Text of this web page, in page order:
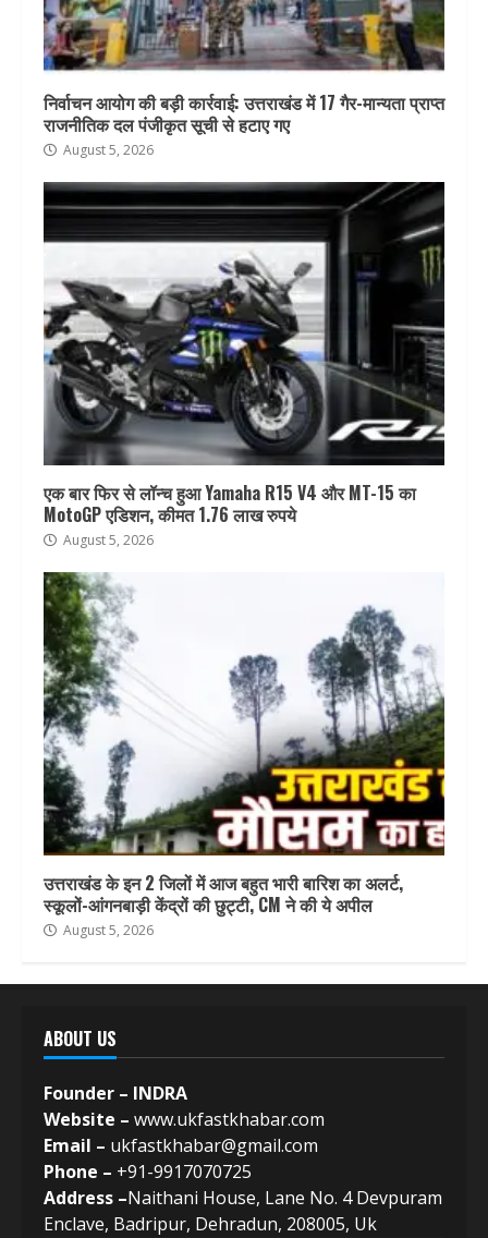
निर्वाचन आयोग की बड़ी कार्रवाई: उत्तराखंड में 17 गैर-मान्यता प्राप्त
राजनीतिक दल पंजीकृत सूची से हटाए गए
August 5, 2026
एक बार फिर से लॉन्च हुआ Yamaha R15 V4 और MT-15 का
MotoGP एडिशन, कीमत 1.76 लाख रुपये
August 5, 2026
उत्तराखंड के इन 2 जिलों में आज बहुत भारी बारिश का अलर्ट,
स्कूलों-आंगनबाड़ी केंद्रों की छुट्टी, CM ने की ये अपील
August 5, 2026
ABOUT US
Founder – INDRA
Website – www.ukfastkhabar.com
Email – ukfastkhabar@gmail.com
Phone – +91-9917070725
Address –Naithani House, Lane No. 4 Devpuram
Enclave, Badripur, Dehradun, 208005, Uk